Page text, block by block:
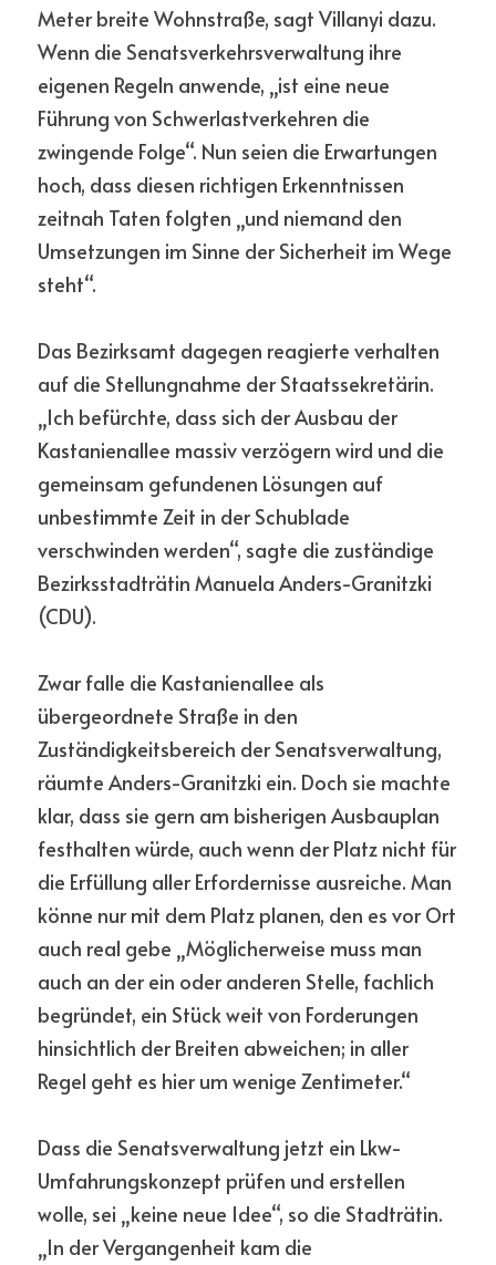
Meter breite Wohnstraße, sagt Villanyi dazu.
Wenn die Senatsverkehrsverwaltung ihre
eigenen Regeln anwende, „ist eine neue
Führung von Schwerlastverkehren die
zwingende Folge“. Nun seien die Erwartungen
hoch, dass diesen richtigen Erkenntnissen
zeitnah Taten folgten „und niemand den
Umsetzungen im Sinne der Sicherheit im Wege
steht“.
Das Bezirksamt dagegen reagierte verhalten
auf die Stellungnahme der Staatssekretärin.
„Ich befürchte, dass sich der Ausbau der
Kastanienallee massiv verzögern wird und die
gemeinsam gefundenen Lösungen auf
unbestimmte Zeit in der Schublade
verschwinden werden“, sagte die zuständige
Bezirksstadträtin Manuela Anders-Granitzki
(CDU).
Zwar falle die Kastanienallee als
übergeordnete Straße in den
Zuständigkeitsbereich der Senatsverwaltung,
räumte Anders-Granitzki ein. Doch sie machte
klar, dass sie gern am bisherigen Ausbauplan
festhalten würde, auch wenn der Platz nicht für
die Erfüllung aller Erfordernisse ausreiche. Man
könne nur mit dem Platz planen, den es vor Ort
auch real gebe „Möglicherweise muss man
auch an der ein oder anderen Stelle, fachlich
begründet, ein Stück weit von Forderungen
hinsichtlich der Breiten abweichen; in aller
Regel geht es hier um wenige Zentimeter.“
Dass die Senatsverwaltung jetzt ein Lkw-
Umfahrungskonzept prüfen und erstellen
wolle, sei „keine neue Idee“, so die Stadträtin.
„In der Vergangenheit kam die